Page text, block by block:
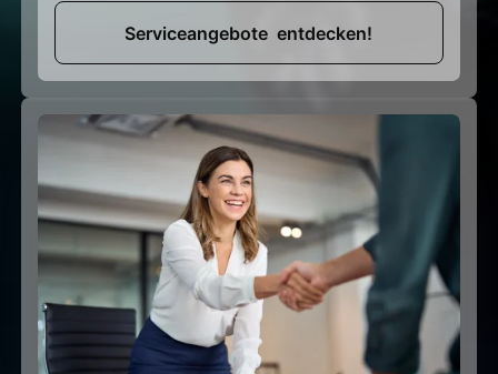
Serviceangebote entdecken!